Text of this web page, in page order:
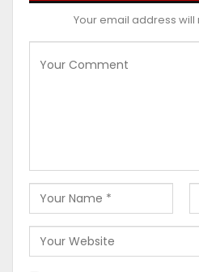
Your email address